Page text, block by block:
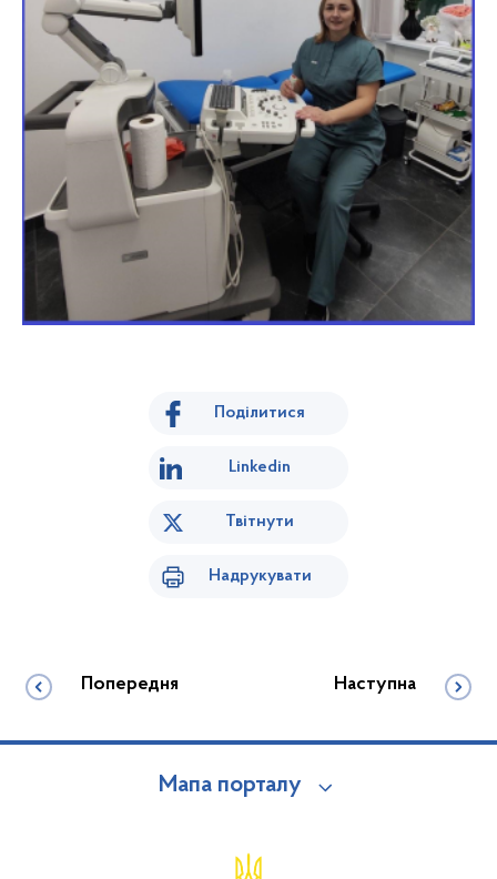
Поділитися
Linkedin
Твітнути
Надрукувати
Попередня Наступна
Мапа порталу